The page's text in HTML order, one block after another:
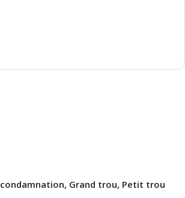
condamnation, Grand trou, Petit trou